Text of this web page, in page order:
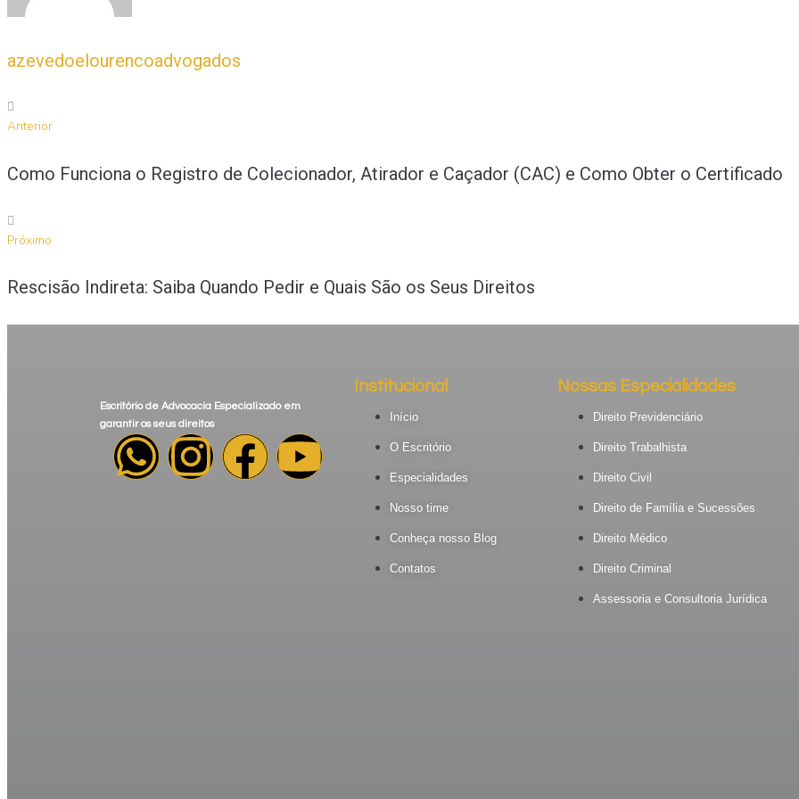
azevedoelourencoadvogados
Anterior
Como Funciona o Registro de Colecionador, Atirador e Caçador (CAC) e Como Obter o Certificado
Próximo
Rescisão Indireta: Saiba Quando Pedir e Quais São os Seus Direitos
Escritório de Advocacia Especializado em
garantir os seus direitos
Institucional
Início
O Escritório
Especialidades
Nosso time
Conheça nosso Blog
Contatos
Nossas Especialidades
Direito Previdenciário
Direito Trabalhista
Direito Civil
Direito de Família e Sucessões
Direito Médico
Direito Criminal
Assessoria e Consultoria Jurídica